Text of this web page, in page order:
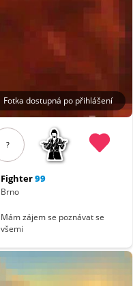
Fotka dostupná po přihlášení
?
Fighter99
Brno
Mám zájem se poznávat se
všemi